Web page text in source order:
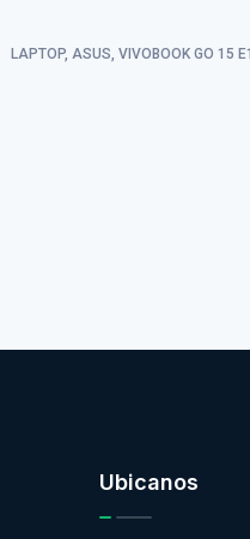
LAPTOP, ASUS, VIVOBOOK GO 15
Ubicanos